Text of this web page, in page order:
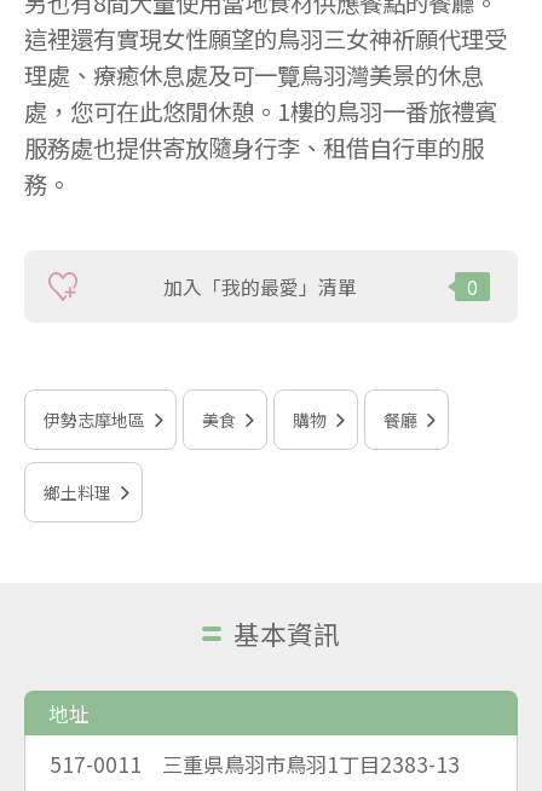
這裡還有實現女性願望的鳥羽三女神祈願代理受
理處、療癒休息處及可一覽鳥羽灣美景的休息
處，您可在此悠閒休憩。1樓的鳥羽一番旅禮賓
服務處也提供寄放隨身行李、租借自行車的服
務。
加入「我的最愛」清單 0
伊勢志摩地區 美食 購物 餐廳
鄉土料理
基本資訊
地址
517-0011 三重県鳥羽市鳥羽1丁目2383-13